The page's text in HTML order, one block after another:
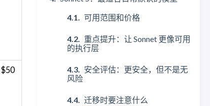
可用范围和价格
重点提升：让 Sonnet 更像可用
的执行层
安全评估：更安全，但不是无
风险
迁移时要注意什么